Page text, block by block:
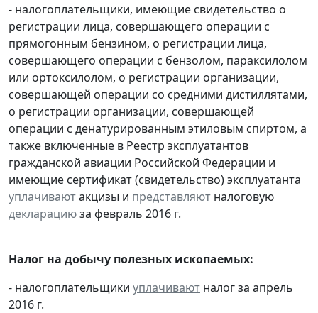
- налогоплательщики, имеющие свидетельство о
регистрации лица, совершающего операции с
прямогонным бензином, о регистрации лица,
совершающего операции с бензолом, параксилолом
или ортоксилолом, о регистрации организации,
совершающей операции со средними дистиллятами,
о регистрации организации, совершающей
операции с денатурированным этиловым спиртом, а
также включенные в Реестр эксплуатантов
гражданской авиации Российской Федерации и
имеющие сертификат (свидетельство) эксплуатанта
уплачиваютакцизы и представляют налоговую
декларациюза февраль 2016 г.
Налог на добычу полезных ископаемых:
- налогоплательщики уплачивают налог за апрель
2016 г.